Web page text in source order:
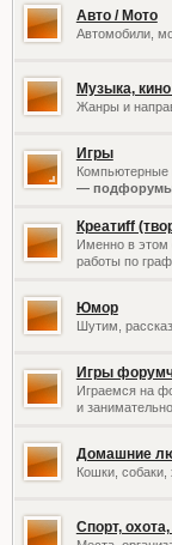
Авто / Мото
Автомобили,
Музыка,
Жанры и
Игры
Компьютерные
—
Креатиff
Именно в этом
работы по
Юмор
Шутим,
Игры
Играемся на
и
Домашние
Кошки, собаки,
Спорт,